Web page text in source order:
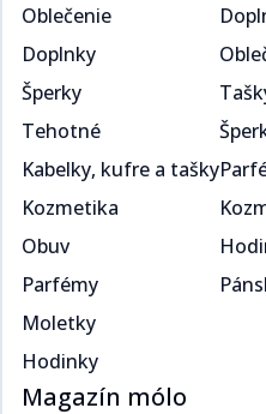
Oblečenie
Doplnky
Šperky
Tehotné
Kabelky, kufre a tašky
Kozmetika
Obuv
Parfémy
Moletky
Hodinky
Magazín mólo